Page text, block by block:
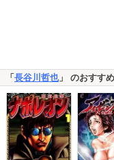
「 長谷川哲也」 のおすす